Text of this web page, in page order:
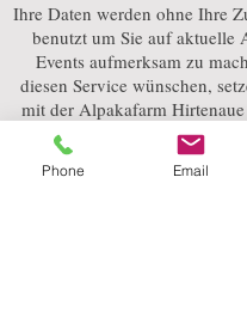
Ihre Daten werden ohne Ihre
benutzt um Sie auf aktuelle
Events aufmerksam zu
diesen Service wünschen,
mit der Alpakafarm
Während der
personenbezogenen Daten
Phone Email